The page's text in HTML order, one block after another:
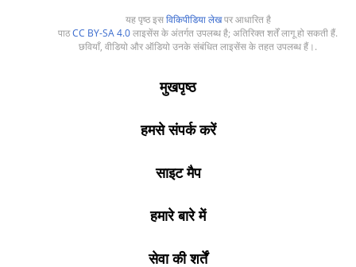
यह पृष्ठ इसविकिपीडिया लेखपर आधारित है
पाठCC BY-SA 4.0लाइसेंस के अंतर्गत उपलब्ध है; अतिरिक्त शर्तें लागू हो सकती हैं.
छवियाँ, वीडियो और ऑडियो उनके संबंधित लाइसेंस के तहत उपलब्ध हैं।.
मुखपृष्ठ
हमसे संपर्क करें
साइट मैप
हमारे बारे में
सेवा की शर्तें